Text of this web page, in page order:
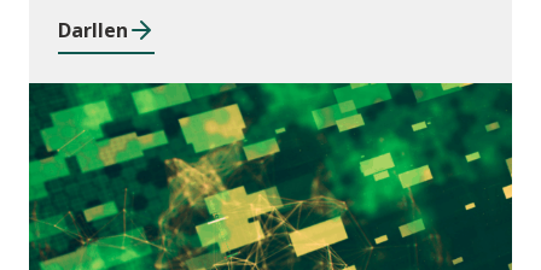
deillio
Darllen